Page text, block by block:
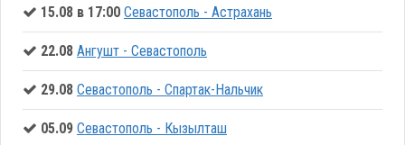
15.08 в 17:00 Севастополь - Астрахань
22.08 Ангушт - Севастополь
29.08 Севастополь - Спартак-Нальчик
05.09 Севастополь - Кызылташ